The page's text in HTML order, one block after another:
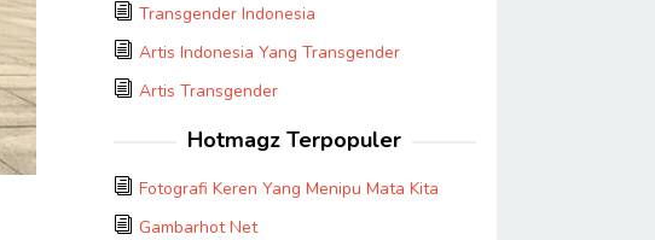
Transgender Indonesia
Artis Indonesia Yang Transgender
Artis Transgender
Hotmagz Terpopuler
Fotografi Keren Yang Menipu Mata Kita
Gambarhot Net